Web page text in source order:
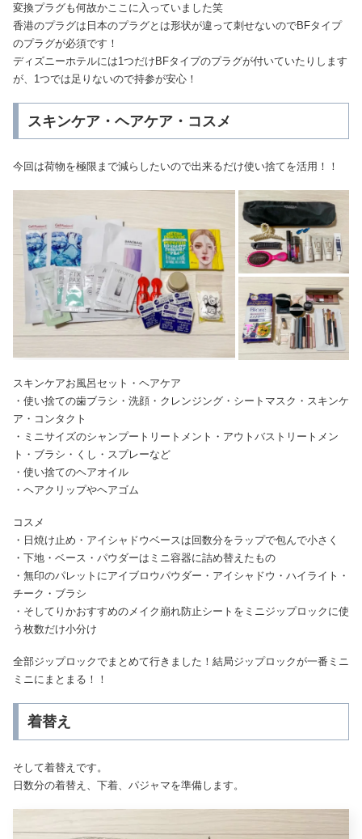
変換プラグも何故かここに入っていました笑
香港のプラグは日本のプラグとは形状が違って刺せないのでBFタイプ
のプラグが必須です！
ディズニーホテルには1つだけBFタイプのプラグが付いていたりします
が、1つでは足りないので持参が安心！
スキンケア・ヘアケア・コスメ
今回は荷物を極限まで減らしたいので出来るだけ使い捨てを活用！！
スキンケアお風呂セット・ヘアケア
・使い捨ての歯ブラシ・洗顔・クレンジング・シートマスク・スキンケ
ア・コンタクト
・ミニサイズのシャンプートリートメント・アウトバストリートメン
ト・ブラシ・くし・スプレーなど
・使い捨てのヘアオイル
・ヘアクリップやヘアゴム
コスメ
・日焼け止め・アイシャドウベースは回数分をラップで包んで小さく
・下地・ベース・パウダーはミニ容器に詰め替えたもの
・無印のパレットにアイブロウパウダー・アイシャドウ・ハイライト・
チーク・ブラシ
・そしてりかおすすめのメイク崩れ防止シートをミニジップロックに使
う枚数だけ小分け
全部ジップロックでまとめて行きました！結局ジップロックが一番ミニ
ミニにまとまる！！
着替え
そして着替えです。
日数分の着替え、下着、パジャマを準備します。